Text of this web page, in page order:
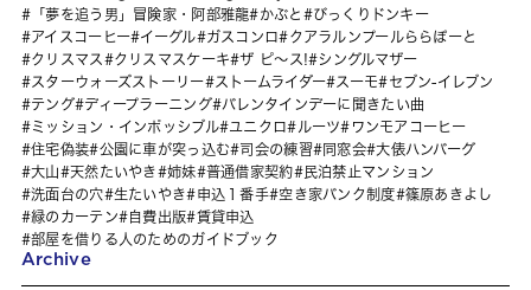
「夢を追う男」冒険家・阿部雅龍
かぶと
びっくりドンキー
アイスコーヒー
イーグル ガスコンロ
クアラルンプールららぽーと
クリスマス
クリスマスケーキ ザ ピ〜ス!
シングルマザー
スターウォーズストーリー
ストームライダー スーモ
セブン-イレブン
テング
ディープラーニング
バレンタインデーに聞きたい曲
ミッション・インポッシブル
ユニクロ ルーツ
ワンモアコーヒー
住宅偽装
公園に車が突っ込む 司会の練習 同窓会
大俵ハンバーグ
大山
天然たいやき 姉妹 普通借家契約
民泊禁止マンション
洗面台の穴
生たいやき 申込１番手 空き家バンク制度
篠原あきよし
緑のカーテン
自費出版
賃貸申込
部屋を借りる人のためのガイドブック
Archive